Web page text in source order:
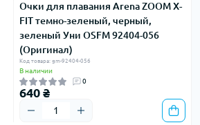
Очки для плавания Arena ZOOM X-
FIT темно-зеленый, черный,
зеленый Уни OSFM 92404-056
(Оригинал)
Код товара: gm-92404-056
В наличии
0
640 ₴